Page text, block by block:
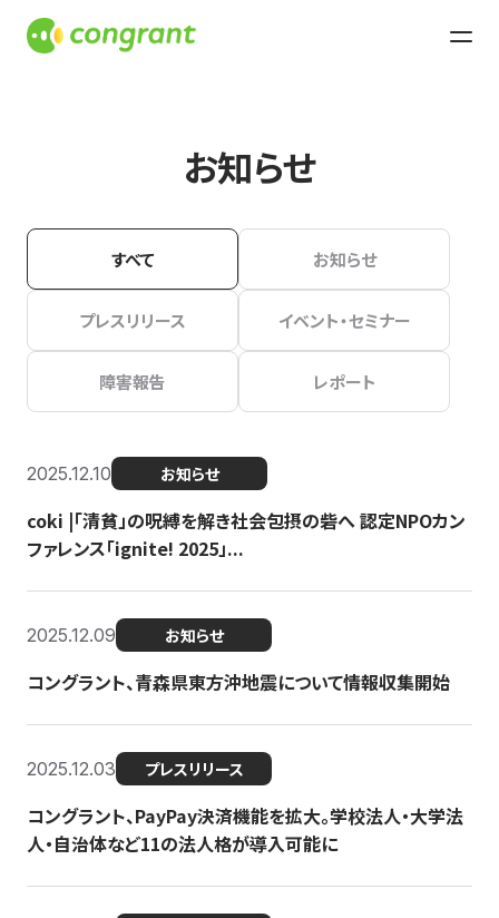
お知らせ
すべて お知らせ
プレスリリース イベント・セミナー
障害報告 レポート
2025.12.10 お知らせ
coki |「清貧」の呪縛を解き社会包摂の砦へ 認定NPOカン
ファレンス「ignite! 2025」...
2025.12.09 お知らせ
コングラント、青森県東方沖地震について情報収集開始
2025.12.03 プレスリリース
コングラント、PayPay決済機能を拡大。学校法人・大学法
人・自治体など11の法人格が導入可能に